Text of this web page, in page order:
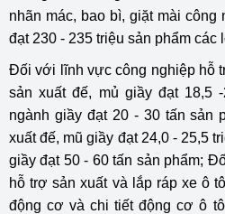
nhãn mác, bao bì, giặt mài công
đạt 230 - 235 triệu sản phẩm các
Đối với lĩnh vực công nghiệp hỗ
sản xuất đế, mủ giầy đạt 18,5
ngành giầy đạt 20 - 30 tấn sản
xuất đế, mũ giầy đạt 24,0 - 25,5
giầy đạt 50 - 60 tấn sản phẩm;
hỗ trợ sản xuất và lắp ráp xe ô
động cơ và chi tiết động cơ ô